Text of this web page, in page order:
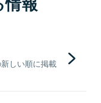
しい順に掲載